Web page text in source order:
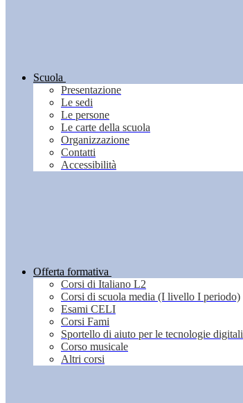
Scuola
Presentazione
Le sedi
Le persone
Le carte della scuola
Organizzazione
Contatti
Accessibilità
Offerta formativa
Corsi di Italiano L2
Corsi di scuola media (I livello I periodo)
Esami CELI
Corsi Fami
Sportello di aiuto per le tecnologie digitali
Corso musicale
Altri corsi